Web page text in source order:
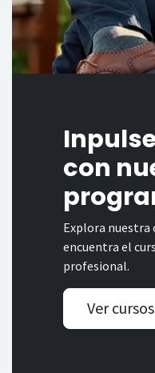
con
Explora nuestra
encuentra el
profesional.
Ver cursos